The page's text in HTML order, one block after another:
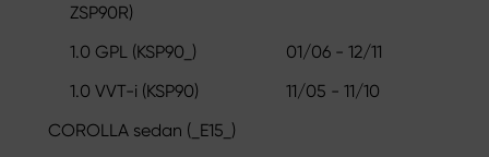
ZSP90R)
1.0 GPL (KSP90_)
01/06 - 12/11
1.0 VVT-i (KSP90)
11/05 - 11/10
COROLLA sedan (_E15_)